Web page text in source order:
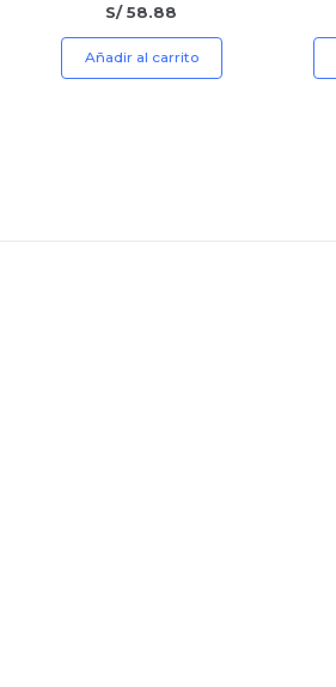
S/58.88
Añadir al carrito